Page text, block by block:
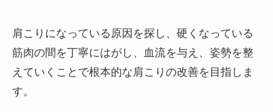
肩こりになっている原因を探し、硬くなっている
筋肉の間を丁寧にはがし、血流を与え、姿勢を整
えていくことで根本的な肩こりの改善を目指しま
す。